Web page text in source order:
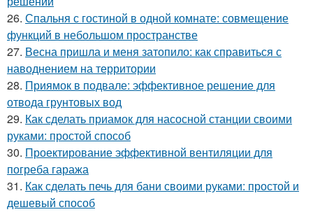
26. Спальня с гостиной в одной комнате: совмещение
функций в небольшом пространстве
27. Весна пришла и меня затопило: как справиться с
наводнением на территории
28. Приямок в подвале: эффективное решение для
отвода грунтовых вод
29. Как сделать приамок для насосной станции своими
руками: простой способ
30. Проектирование эффективной вентиляции для
погреба гаража
31. Как сделать печь для бани своими руками: простой и
дешевый способ